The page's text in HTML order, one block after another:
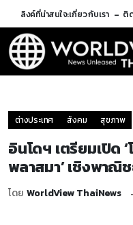
ลิงค์ที่น่าสนใจ:เกี่ยวกับเรา ติ
ต่างประเทศ สังคม สุขภาพ
อินโดฯ เตรียมเปิด
พลาสมา’ เชิงพาณิ
โดย WorldView ThaiNews